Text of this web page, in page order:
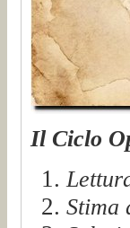
Il Ciclo
Stima